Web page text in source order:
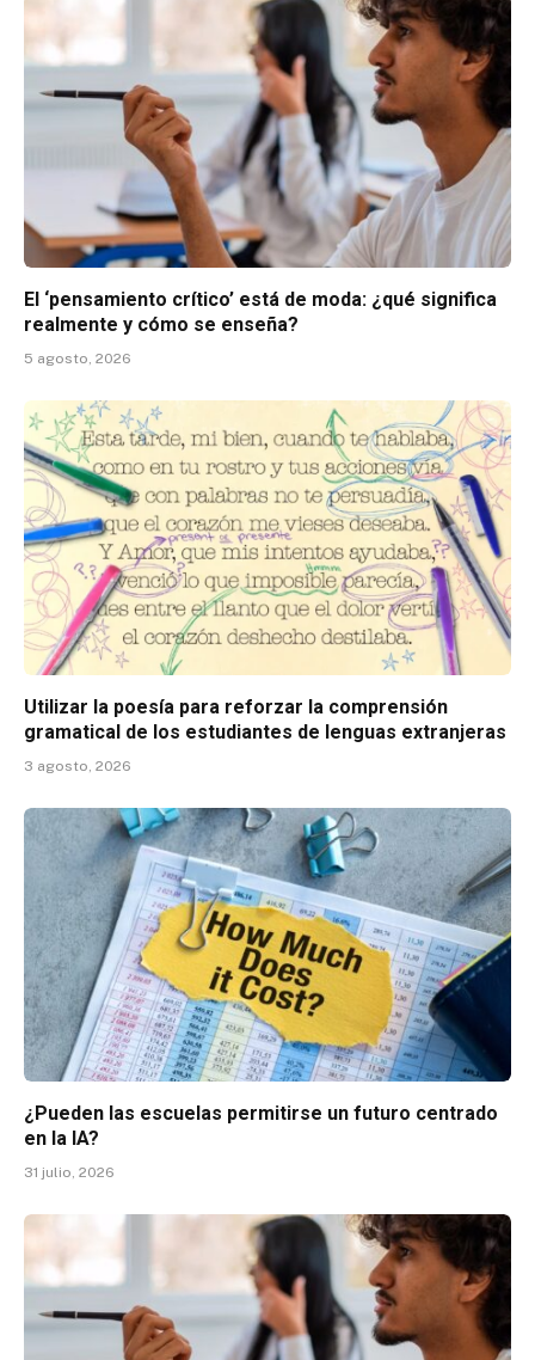
El ‘pensamiento crítico’ está de moda: ¿qué significa
realmente y cómo se enseña?
5 agosto, 2026
Utilizar la poesía para reforzar la comprensión
gramatical de los estudiantes de lenguas extranjeras
3 agosto, 2026
¿Pueden las escuelas permitirse un futuro centrado
en la IA?
31 julio, 2026